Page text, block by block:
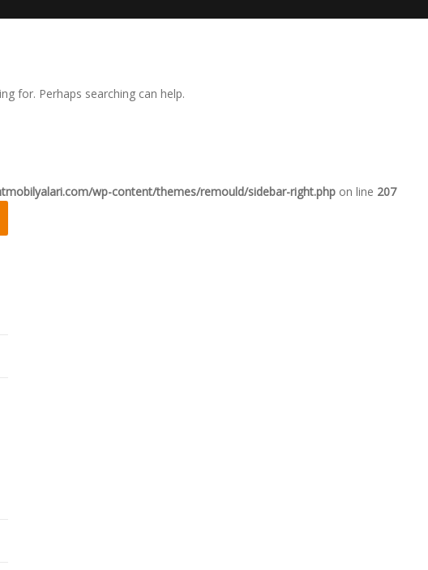
for. Perhaps searching can help.
wp-content/themes/remould/sidebar-right.php on line 207